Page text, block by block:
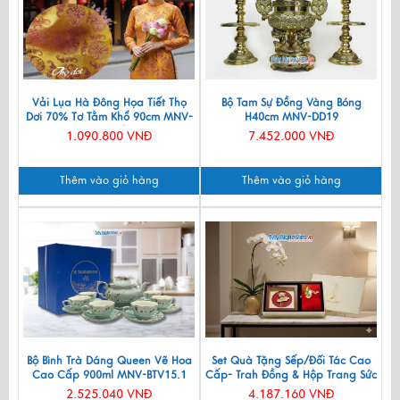
Vải Lụa Hà Đông Họa Tiết Thọ
Dơi 70% Tơ Tằm Khổ 90cm MNV-
LTA11/1
1.090.800 VNĐ
Thêm vào giỏ hàng
Bộ Tam Sự Đồng Vàng Bóng
H40cm MNV-DD19
7.452.000 VNĐ
Thêm vào giỏ hàng
Bộ Bình Trà Dáng Queen Vẽ Hoa
Cao Cấp 900ml MNV-BTV15.1
2.525.040 VNĐ
Set Quà Tặng Sếp/Đối Tác Cao
Cấp- Trah Đồng & Hộp Trang Sức
Sơn Mài CBQT004
4.187.160 VNĐ